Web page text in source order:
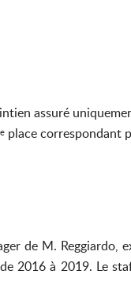
assuré
place correspondant
de M. Reggiardo,
2016 à 2019. Le